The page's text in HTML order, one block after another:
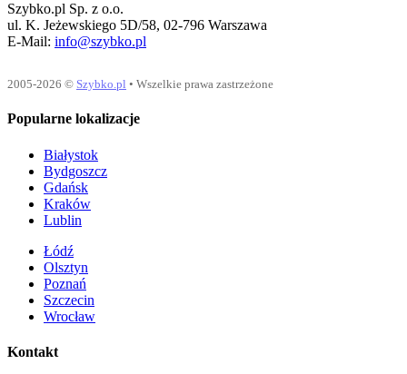
Szybko.pl Sp. z o.o.
ul. K. Jeżewskiego 5D/58, 02-796 Warszawa
E-Mail: info@szybko.pl
2005-2026 © Szybko.pl • Wszelkie prawa zastrzeżone
Popularne lokalizacje
Białystok
Bydgoszcz
Gdańsk
Kraków
Lublin
Łódź
Olsztyn
Poznań
Szczecin
Wrocław
Kontakt